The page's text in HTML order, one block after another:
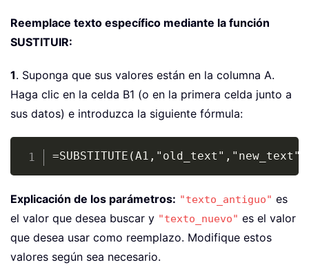
Reemplace texto específico mediante la función
SUSTITUIR:
1. Suponga que sus valores están en la columna A.
Haga clic en la celda B1 (o en la primera celda junto a
sus datos) e introduzca la siguiente fórmula:
=SUBSTITUTE(A1,"old_text","new_text")
Copy
Explicación de los parámetros: "texto_antiguo" es
el valor que desea buscar y "texto_nuevo" es el valor
que desea usar como reemplazo. Modifique estos
valores según sea necesario.